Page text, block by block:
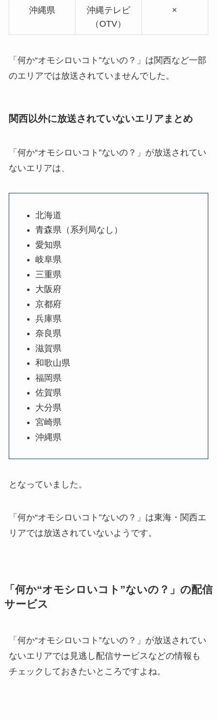
沖縄県
沖縄テレビ
（OTV）
×
「何か“オモシロいコト”ないの？」は関西など一部
のエリアでは放送されていませんでした。
関西以外に放送されていないエリアまとめ
「何か“オモシロいコト”ないの？」が放送されてい
ないエリアは、
北海道
青森県（系列局なし）
愛知県
岐阜県
三重県
大阪府
京都府
兵庫県
奈良県
滋賀県
和歌山県
福岡県
佐賀県
大分県
宮崎県
沖縄県
となっていました。
「何か“オモシロいコト”ないの？」は東海・関西エ
リアでは放送されていないようです。
「何か“オモシロいコト”ないの？」の配信
サービス
「何か“オモシロいコト”ないの？」が放送されてい
ないエリアでは見逃し配信サービスなどの情報も
チェックしておきたいところですよね。